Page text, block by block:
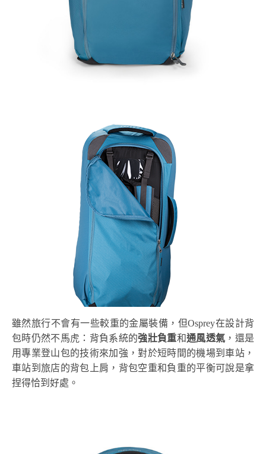
雖然旅行不會有一些較重的金屬裝備，但Osprey在設計背
包時仍然不馬虎：背負系統的強壯負重和通風透氣 ，還是
用專業登山包的技術來加強，對於短時間的機場到車站，
車站到旅店的背包上肩，背包空重和負重的平衡可說是拿
捏得恰到好處。